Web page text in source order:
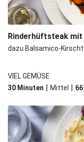
Rinderhüftsteak
dazu Balsamico-
VIEL GEMÜSE
30 Minuten | Mittel |